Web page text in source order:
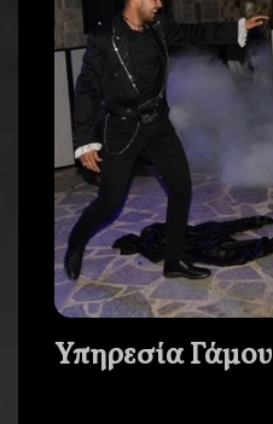
Υπηρεσία Γάμου